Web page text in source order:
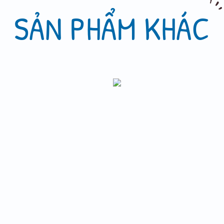
tư cao vẫn trải nghiệm được nhiều phong cách. Dễ quay lại mua
SẢN PHẨM KHÁC